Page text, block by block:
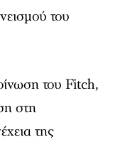
του
του Fitch,
στη
της